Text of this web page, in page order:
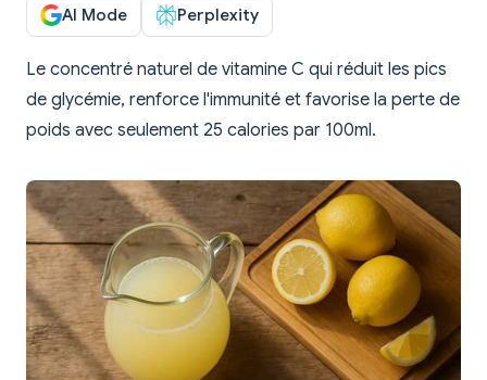
AI Mode Perplexity
Le concentré naturel de vitamine C qui réduit les pics
de glycémie, renforce l'immunité et favorise la perte de
poids avec seulement 25 calories par 100ml.